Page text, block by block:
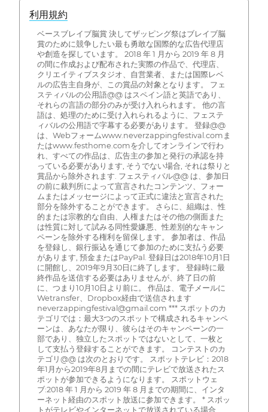
利用規約
ベースブレイブ脳賞 決してザッピング祭はブレイブ脳
賞のために競争したい最も勇敢な国際的な広告代理店
や創造を探しています。 2018 年 1 月から 2019 年 8 月
の間に作成および配布された実際の作品で、代理店、
クリエイティブスタジオ、自営業者、または国際レベ
ルの広告主自身が、この賞品の対象となります。 フェ
スティバルの公用語@@ はスペイン語と英語であり、
それらの言語の部分のみが受け入れられます。 他の言
語は、処理のために受け入れられるように、フェステ
ィバルの公用語で字幕する必要があります。 登録@@
は、Webフォームwww.neverzappingfestival.comま
たはwww.festhome.comを介してオンラインで行わ
れ、すべての作品は、広告主の参加と発行の承認を持
っている必要があります, そうでない場合, それは祭りと
賞品から除外されます. フェスティバル@@ は、参加日
の前に裁判所によって宣言されたコンテンツ、フォー
ムまたはメッセージによって正式に違法と宣言された
部分を除外することができます。 さらに、組織は、性
的または宗教的な自由、人権またはその他の側面また
は性質に対して試みる同性愛嫌悪、性差別的なキャン
ペーンを除外する権利を留保します。 参加者は、作品
を登録し、銀行振込を通じて参加のために支払う必要
があります, 預金またはPayPal. 登録日は2018年10月1日
に開館し、2019年9月30日に終了します。 登録時に最
終作品を送信する必要はありませんが、終了日の前
に、つまり10月10日より前に。 作品は、電子メールに
Wetransfer、Dropbox経由で送信されます
neverzappingfestival@gmail.com *** スポットのカ
テゴリでは：最大3つのスポットで構成されるキャンペ
ーンは、あなたが限り、彼らはそのキャンペーンの一
部であり、独立したスポットではないとして、一枚と
して支払う登録することができます。 コンテストのカ
テゴリ@@ は次のとおりです。 スポットテレビ：2018
年1月から2019年8月までの間にテレビで放送されたス
ポットが参加できるようになります。 スポットウェ
ブ:2018 年 1 月から 2019 年 8 月までの期間に、インタ
ーネット経由のスポット放送に参加できます。 * スポッ
トがテレビやインターネットで放送されている場合